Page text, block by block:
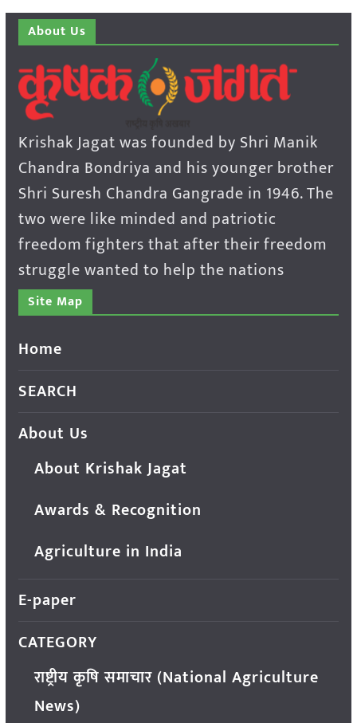
About Us
Krishak Jagat was founded by Shri Manik
Chandra Bondriya and his younger brother
Shri Suresh Chandra Gangrade in 1946. The
two were like minded and patriotic
freedom fighters that after their freedom
struggle wanted to help the nations
Site Map
Home
SEARCH
About Us
About Krishak Jagat
Awards & Recognition
Agriculture in India
E-paper
CATEGORY
राष्ट्रीय कृषि समाचार (National Agriculture
News)